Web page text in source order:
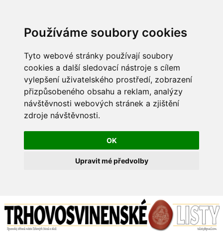
Používáme soubory cookies
Tyto webové stránky používají soubory
cookies a další sledovací nástroje s cílem
vylepšení uživatelského prostředí, zobrazení
přizpůsobeného obsahu a reklam, analýzy
návštěvnosti webových stránek a zjištění
zdroje návštěvnosti.
OK
Upravit mé předvolby